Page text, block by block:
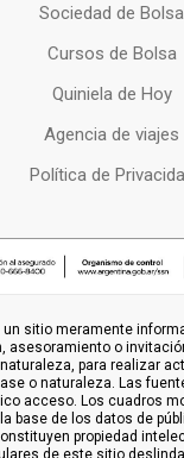
Sociedad de Bolsa
Cursos de Bolsa
Quiniela de Hoy
Agencia de viajes
Política de
un sitio meramente
asesoramiento o
para realizar
o naturaleza. Las
acceso. Los cuadros
base de los datos de
propiedad
de este sitio